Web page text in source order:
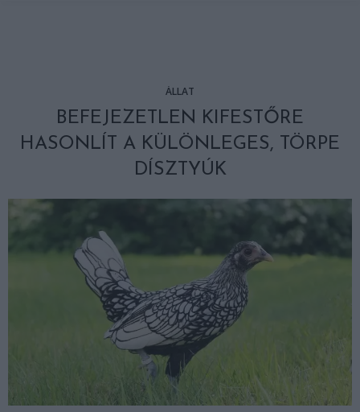
ÁLLAT
BEFEJEZETLEN KIFESTŐRE
HASONLÍT A KÜLÖNLEGES, TÖRPE
DÍSZTYÚK